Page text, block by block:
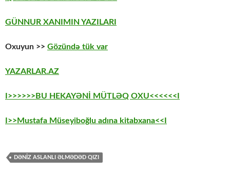
GÜNNUR XANIMIN YAZILARI
Oxuyun >> Gözündə tük var
YAZARLAR.AZ
I>>>>>>BU HEKAYƏNİ MÜTLƏQ OXU<<<<<<I
I>>Mustafa Müseyiboğlu adına kitabxana<<I
DƏNIZ ASLANLI ƏLMƏDƏD QIZI